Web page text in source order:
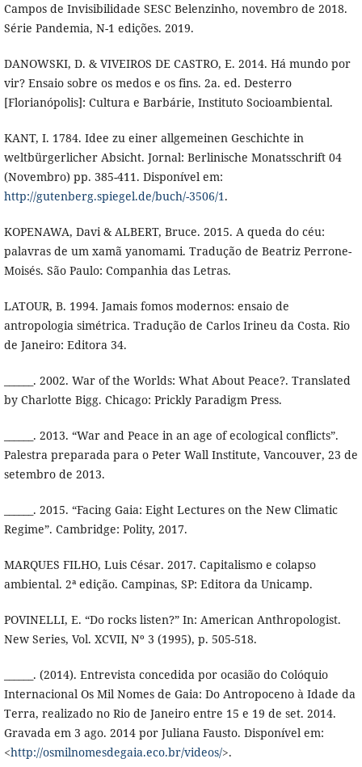
Campos de Invisibilidade SESC Belenzinho, novembro de 2018.
Série Pandemia, N-1 edições. 2019.
DANOWSKI, D. & VIVEIROS DE CASTRO, E. 2014. Há mundo por
vir? Ensaio sobre os medos e os fins. 2a. ed. Desterro
[Florianópolis]: Cultura e Barbárie, Instituto Socioambiental.
KANT, I. 1784. Idee zu einer allgemeinen Geschichte in
weltbürgerlicher Absicht. Jornal: Berlinische Monatsschrift 04
(Novembro) pp. 385-411. Disponível em:
http://gutenberg.spiegel.de/buch/-3506/1.
KOPENAWA, Davi & ALBERT, Bruce. 2015. A queda do céu:
palavras de um xamã yanomami. Tradução de Beatriz Perrone-
Moisés. São Paulo: Companhia das Letras.
LATOUR, B. 1994. Jamais fomos modernos: ensaio de
antropologia simétrica. Tradução de Carlos Irineu da Costa. Rio
de Janeiro: Editora 34.
______. 2002. War of the Worlds: What About Peace?. Translated
by Charlotte Bigg. Chicago: Prickly Paradigm Press.
______. 2013. “War and Peace in an age of ecological conflicts”.
Palestra preparada para o Peter Wall Institute, Vancouver, 23 de
setembro de 2013.
______. 2015. “Facing Gaia: Eight Lectures on the New Climatic
Regime”. Cambridge: Polity, 2017.
MARQUES FILHO, Luis César. 2017. Capitalismo e colapso
ambiental. 2ª edição. Campinas, SP: Editora da Unicamp.
POVINELLI, E. “Do rocks listen?” In: American Anthropologist.
New Series, Vol. XCVII, Nº 3 (1995), p. 505-518.
______. (2014). Entrevista concedida por ocasião do Colóquio
Internacional Os Mil Nomes de Gaia: Do Antropoceno à Idade da
Terra, realizado no Rio de Janeiro entre 15 e 19 de set. 2014.
Gravada em 3 ago. 2014 por Juliana Fausto. Disponível em:
<http://osmilnomesdegaia.eco.br/videos/>.